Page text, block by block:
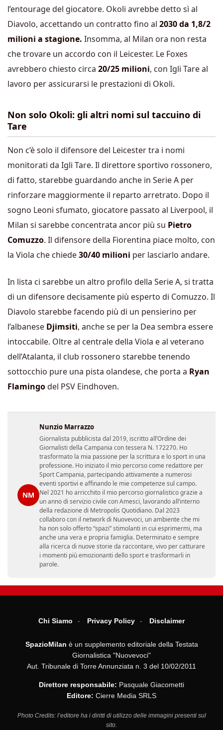
l’entourage del giocatore. Okoli avrebbe detto sì al
Diavolo, accettando un contratto fino al 2030 da 1,8/2
milioni a stagione. Insomma, al Milan ora non resta
che trovare un accordo con il Leicester. Le Foxes
avrebbero chiesto circa 20/25 milioni, con Igli Tare al
lavoro per assicurarsi le prestazioni di Okoli.
Non solo Okoli: gli altri nomi sul taccuino di
Tare
Non c’è solo il difensore del Leicester tra i nomi
monitorati da Igli Tare. Il direttore sportivo rossonero,
di fatto, starebbe guardando anche in Serie A per
rinforzare maggiormente il reparto arretrato. Dopo il
sogno Leoni sfumato, giocatore passato al Liverpool, il
Milan si sarebbe concentrata ancor più su Pietro
Comuzzo. Il difensore della Fiorentina piace molto, con
la Viola che chiede30/40 milioni per lasciarlo andare.
In lista ci sarebbe un altro profilo della Serie A, si tratta
di un difensore decisamente più esperto di Comuzzo. Il
Diavolo starebbe facendo più di un pensierino per
l’albanese Djimsiti, anche se per la Dea sembra essere
intoccabile. Oltre al centrale della Viola e al veterano
dell’Atalanta, il club rossonero starebbe tenendo
sottocchio pure una pista olandese, che porta a Ryan
Flamingodel PSV Eindhoven.
NM
Nunzio Marrazzo
Giornalista pubblicista dal 2019, iscritto all’Ordine dei
Giornalisti della Campania con tessera N. 172270. Ho
trasformato la mia passione per la scrittura e lo sport in una
professione. Ho iniziato il mio percorso come redattore per
Sport Campania, partecipando attivamente a numerosi
eventi sportivi e affinando le mie competenze sul campo.
Nel 2021 ho arricchito il mio percorso giornalistico grazie a
un anno di servizio civile con Amesci, lavorando all’interno
della redazione di Metropolis Quotidiano. Dal 2023
collaboro con il network di Nuovevoci, un ambiente che mi
ha non solo offerto “spazi” stimolanti in cui esprimermi, ma
anche una vera e propria famiglia. Determinato e sempre
alla ricerca di nuove storie da raccontare, vivo per catturare
i momenti più emozionanti dello sport e trasformarli in
parole.
Chi Siamo Privacy Policy Disclaimer
SpazioMilan è un supplemento editoriale della Testata
Giornalistica "Nuovevoci"
Aut. Tribunale di Torre Annunziata n. 3 del 10/02/2011
Direttore responsabile: Pasquale Giacometti
Editore: Cierre Media SRLS
Photo Credits: l’editore ha i diritti di utilizzo delle immagini presenti sul
sito.